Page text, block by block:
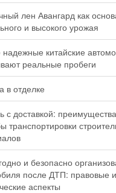
лен Авангард как
и высокого урожая
китайские
реальные пробеги
в отделке
с доставкой:
транспортировки
и безопасно
после ДТП: правовые и
аспекты